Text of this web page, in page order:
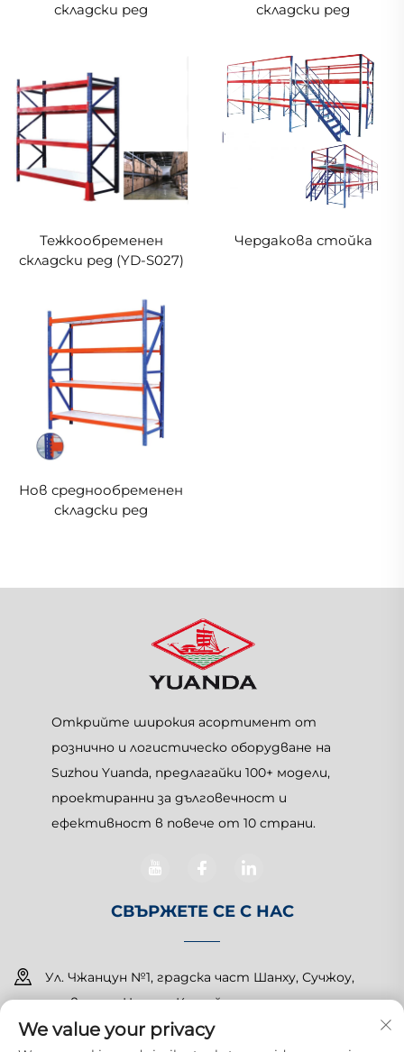
складски ред
складски ред
Тежкообременен
складски ред (YD-S027)
Чердакова стойка
Нов среднообременен
складски ред
Открийте широкия асортимент от
рознично и логистическо оборудване на
Suzhou Yuanda, предлагайки 100+ модели,
проектиранни за дълговечност и
ефективност в повече от 10 страни.
СВЪРЖЕТЕ СЕ С НАС
Ул. Чжанцун №1, градска част Шанху, Сучжоу,
провинция Цзянсу, Китай
+86-15150179453
We value your privacy